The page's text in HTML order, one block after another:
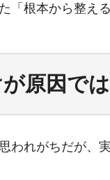
「根本から整える
原因で
われがちだが、